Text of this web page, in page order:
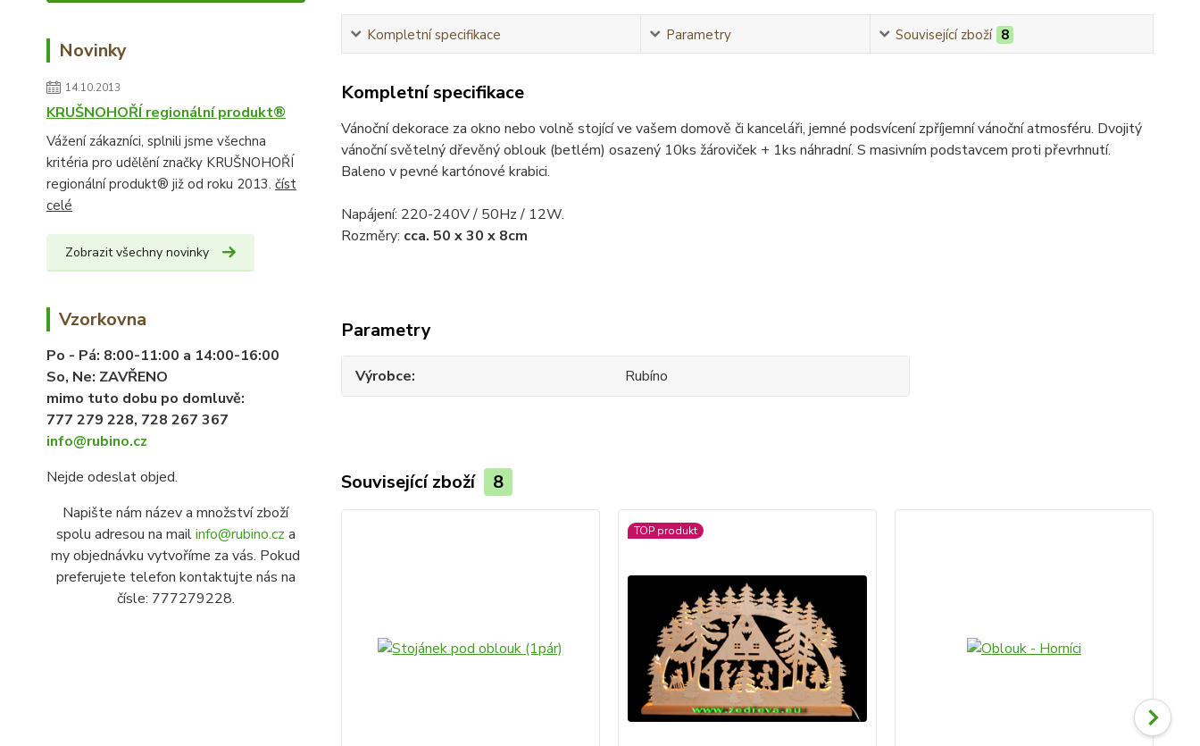
Novinky
14.10.2013
KRUŠNOHOŘÍ regionální produkt®
Vážení zákazníci, splnili jsme všechna
kritéria pro udělění značky KRUŠNOHOŘÍ
regionální produkt® již od roku 2013. číst
celé
Zobrazit všechny novinky
Vzorkovna
Po - Pá: 8:00-11:00 a 14:00-16:00
So, Ne: ZAVŘENO
mimo tuto dobu po domluvě:
777 279 228, 728 267 367
info@rubino.cz
Nejde odeslat objed.
Napište nám název a množství zboží
spolu adresou na mailinfo@rubino.cz a
my objednávku vytvoříme za vás. Pokud
preferujete telefon kontaktujte nás na
čísle: 777279228.
Kompletní specifikace Parametry Související zboží 8
Kompletní specifikace
Vánoční dekorace za okno nebo volně stojící ve vašem domově či kanceláři, jemné podsvícení zpříjemní vánoční atmosféru. Dvojitý
vánoční světelný dřevěný oblouk (betlém) osazený 10ks žároviček + 1ks náhradní. S masivním podstavcem proti převrhnutí.
Baleno v pevné kartónové krabici.
Napájení: 220-240V / 50Hz / 12W.
Rozměry: cca. 50 x 30 x 8cm
Parametry
Výrobce Rubíno
Související zboží 8
TOP produkt